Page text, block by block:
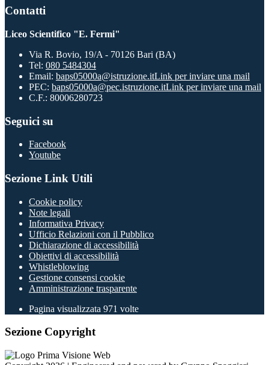
Contatti
Liceo Scientifico "E. Fermi"
Via R. Bovio, 19/A - 70126 Bari (BA)
Tel: 080 5484304
Email: baps05000a@istruzione.itLink per inviare una mail
PEC: baps05000a@pec.istruzione.itLink per inviare una mail
C.F.: 80006280723
Seguici su
Facebook
Youtube
Sezione Link Utili
Cookie policy
Note legali
Informativa Privacy
Ufficio Relazioni con il Pubblico
Dichiarazione di accessibilità
Obiettivi di accessibilità
Whistleblowing
Gestione consensi cookie
Amministrazione trasparente
Pagina visualizzata 971 volte
Sezione Copyright